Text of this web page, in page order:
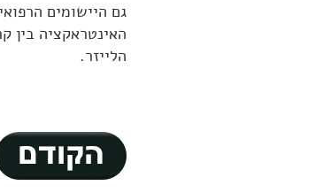
גם היישומים
האינטראקציה בין
הלייזר.